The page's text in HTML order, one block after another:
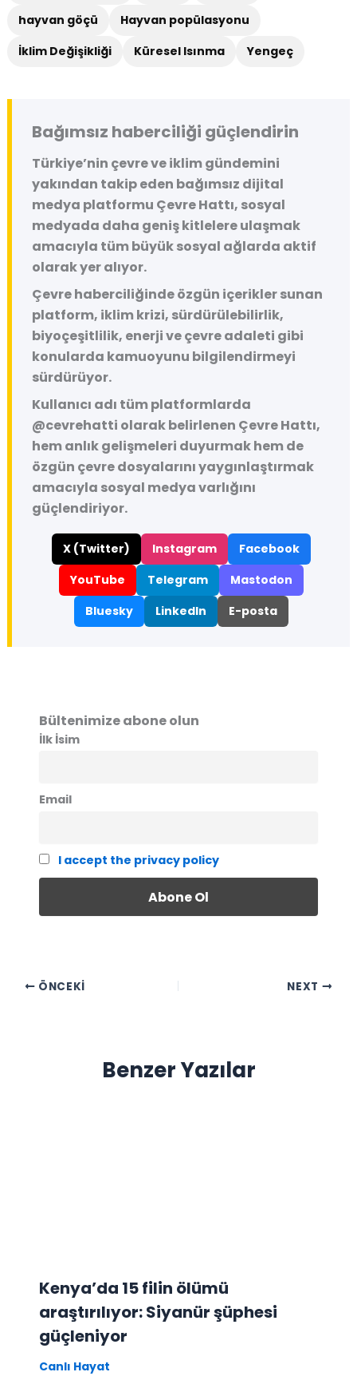
hayvan göçü
Hayvan popülasyonu
İklim Değişikliği
Küresel Isınma Yengeç
Bağımsız haberciliği güçlendirin
Türkiye’nin çevre ve iklim gündemini
yakından takip eden bağımsız dijital
medya platformu Çevre Hattı, sosyal
medyada daha geniş kitlelere ulaşmak
amacıyla tüm büyük sosyal ağlarda aktif
olarak yer alıyor.
Çevre haberciliğinde özgün içerikler sunan
platform, iklim krizi, sürdürülebilirlik,
biyoçeşitlilik, enerji ve çevre adaleti gibi
konularda kamuoyunu bilgilendirmeyi
sürdürüyor.
Kullanıcı adı tüm platformlarda
@cevrehatti olarak belirlenen Çevre Hattı,
hem anlık gelişmeleri duyurmak hem de
özgün çevre dosyalarını yaygınlaştırmak
amacıyla sosyal medya varlığını
güçlendiriyor.
X (Twitter) Instagram
Facebook
YouTube
Telegram
Mastodon
Bluesky
LinkedIn E-posta
Bültenimize abone olun
İlk İsim
Email
I accept the privacy policy
ÖNCEKI NEXT
Benzer Yazılar
Kenya’da 15 filin ölümü
araştırılıyor: Siyanür şüphesi
güçleniyor
Canlı Hayat